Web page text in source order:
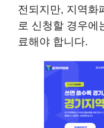
전되지만, 지역화
로 신청할 경우에
료해야 합니다.